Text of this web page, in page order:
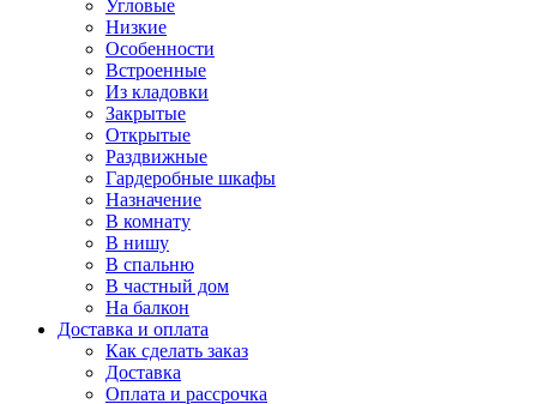
Угловые
Низкие
Особенности
Встроенные
Из кладовки
Закрытые
Открытые
Раздвижные
Гардеробные шкафы
Назначение
В комнату
В нишу
В спальню
В частный дом
На балкон
Доставка и оплата
Как сделать заказ
Доставка
Оплата и рассрочка